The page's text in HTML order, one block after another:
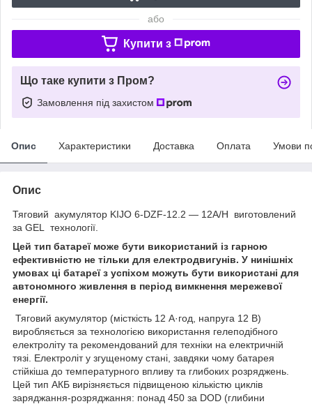
або
Купити з
Що таке купити з Пром?
Замовлення під захистом
Опис Характеристики Доставка Оплата Умови
Опис
Тяговий акумулятор KIJO 6-DZF-12.2 — 12A/H виготовлений
за GEL технології.
Цей тип батареї може бути використаний із гарною
ефективністю не тільки для електродвигунів. У нинішніх
умовах ці батареї з успіхом можуть бути використані для
автономного живлення в період вимкнення мережевої
енергії.
Тяговий акумулятор (місткість 12 А·год, напруга 12 В)
виробляється за технологією використання гелеподібного
електроліту та рекомендований для техніки на електричній
тязі. Електроліт у згущеному стані, завдяки чому батарея
стійкіша до температурного впливу та глибоких розряджень.
Цей тип АКБ вирізняється підвищеною кількістю циклів
заряджання-розряджання: понад 450 за DOD (глибини